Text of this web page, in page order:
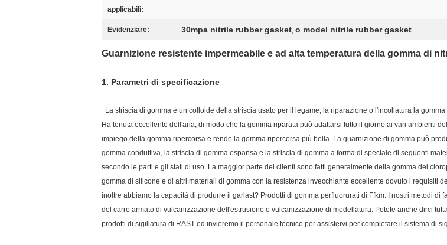
applicabili:
Evidenziare: 30mpa nitrile rubber gasket, o model nitrile rubber gasket
Guarnizione resistente impermeabile e ad alta temperatura della gomma di
1. Parametri di specificazione
La striscia di gomma è un colloide della striscia usato per il legame, la riparazione o l'incollatura la
Ha tenuta eccellente dell'aria, di modo che la gomma riparata può adattarsi tutto il giorno ai vari ambienti
impiego della gomma ripercorsa e rende la gomma ripercorsa più bella. La guarnizione di gomma può
gomma conduttiva, la striscia di gomma espansa e la striscia di gomma a forma di speciale di seguenti
secondo le parti e gli stati di uso. La maggior parte dei clienti sono fatti generalmente della gomma del
gomma di silicone e di altri materiali di gomma con la resistenza invecchiante eccellente dovuto i requisiti
inoltre abbiamo la capacità di produrre il garlast? Prodotti di gomma perfluorurati di Ffkm. I nostri metodi
del carro armato di vulcanizzazione dell'estrusione o vulcanizzazione di modellatura. Potete anche dirci
prodotti di sigillatura di RAST ed invieremo il personale tecnico per assistervi per completare il sistema di